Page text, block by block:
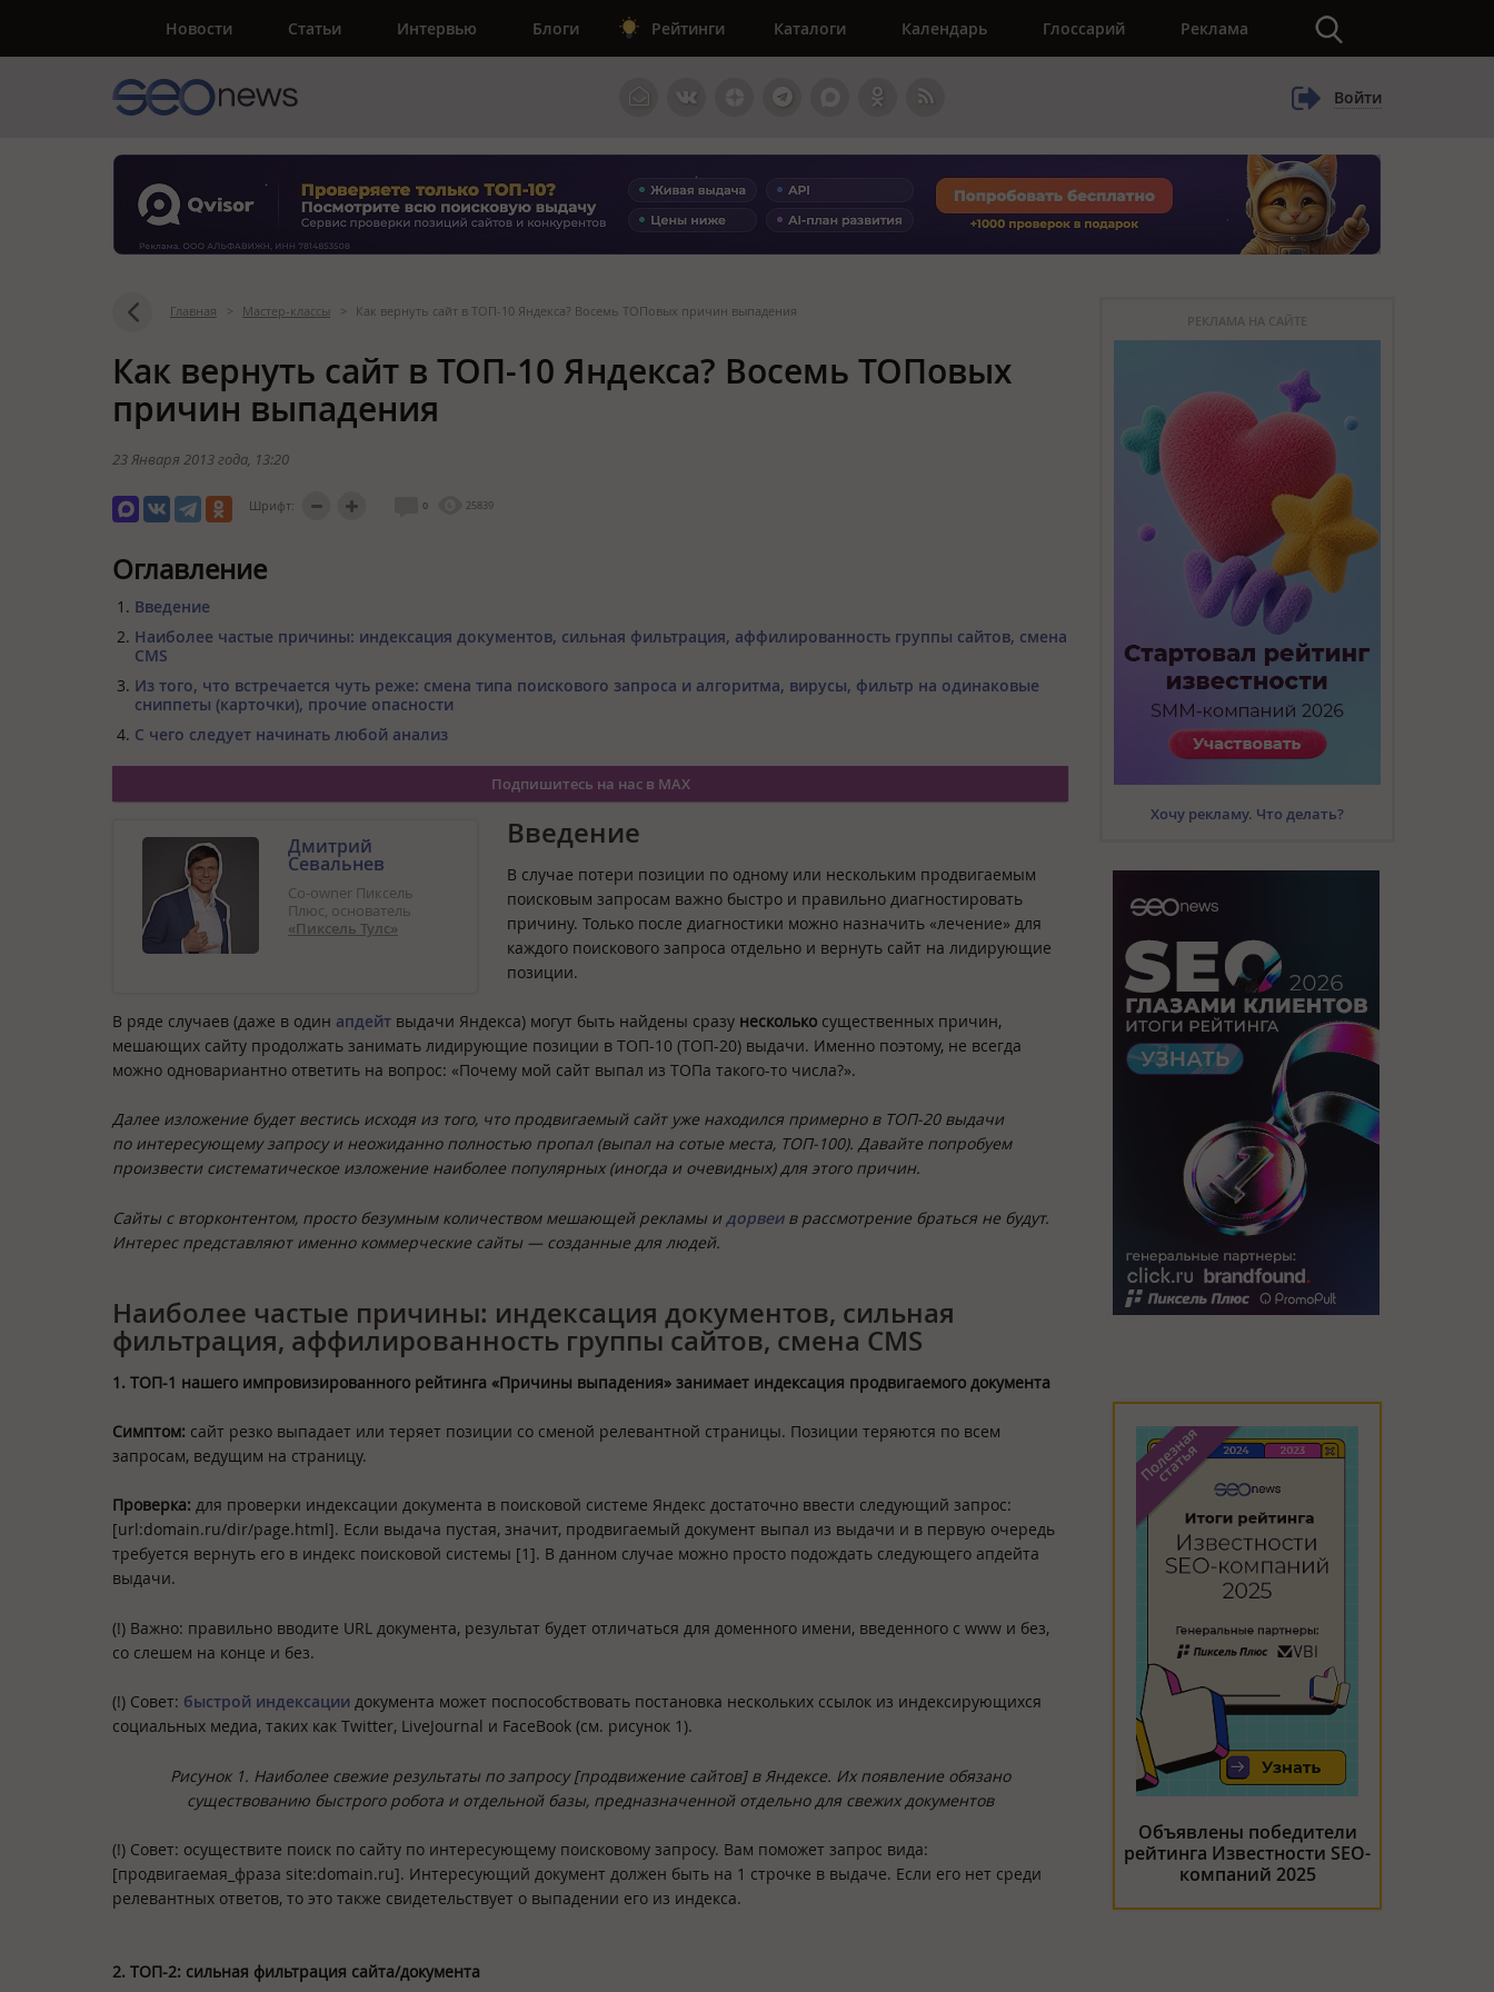
Новости Статьи Интервью Блоги Рейтинги Каталоги Календарь Глоссарий Реклама
Войти
Главная > Мастер-классы > Как вернуть сайт в ТОП-10 Яндекса? Восемь ТОПовых причин выпадения
Как вернуть сайт в ТОП-10 Яндекса? Восемь ТОПовых
причин выпадения
23 Января 2013 года , 13:20
Шрифт: 0 25839
Оглавление
Введение
Наиболее частые причины: индексация документов, сильная фильтрация, аффилированность группы сайтов, смена
CMS
Из того, что встречается чуть реже: смена типа поискового запроса и алгоритма, вирусы, фильтр на одинаковые
сниппеты (карточки), прочие опасности
С чего следует начинать любой анализ
Подпишитесь на нас в MAX
Дмитрий
Севальнев
Co-owner Пиксель
Плюс, основатель
«Пиксель Тулс»
Введение
В случае потери позиции по одному или нескольким продвигаемым
поисковым запросам важно быстро и правильно диагностировать
причину. Только после диагностики можно назначить «лечение» для
каждого поискового запроса отдельно и вернуть сайт на лидирующие
позиции.
В ряде случаев (даже в один апдейт выдачи Яндекса) могут быть найдены сразу несколько существенных причин,
мешающих сайту продолжать занимать лидирующие позиции в ТОП-10 (ТОП-20) выдачи. Именно поэтому, не всегда
можно одновариантно ответить на вопрос: «Почему мой сайт выпал из ТОПа такого-то числа?».
Далее изложение будет вестись исходя из того, что продвигаемый сайт уже находился примерно в ТОП-20 выдачи
по интересующему запросу и неожиданно полностью пропал (выпал на сотые места, ТОП-100). Давайте попробуем
произвести систематическое изложение наиболее популярных (иногда и очевидных) для этого причин.
Сайты с вторконтентом, просто безумным количеством мешающей рекламы и дорвеив рассмотрение браться не будут.
Интерес представляют именно коммерческие сайты — созданные для людей.
Наиболее частые причины: индексация документов, сильная
фильтрация, аффилированность группы сайтов, смена CMS
1. ТОП-1 нашего импровизированного рейтинга «Причины выпадения» занимает индексация продвигаемого документа
Симптом: сайт резко выпадает или теряет позиции со сменой релевантной страницы. Позиции теряются по всем
запросам, ведущим на страницу.
Проверка: для проверки индексации документа в поисковой системе Яндекс достаточно ввести следующий запрос:
[url:domain.ru/dir/page.html]. Если выдача пустая, значит, продвигаемый документ выпал из выдачи и в первую очередь
требуется вернуть его в индекс поисковой системы [1]. В данном случае можно просто подождать следующего апдейта
выдачи.
(!) Важно: правильно вводите URL документа, результат будет отличаться для доменного имени, введенного с www и без,
со слешем на конце и без.
(!) Совет: быстрой индексации документа может поспособствовать постановка нескольких ссылок из индексирующихся
социальных медиа, таких как Twitter, LiveJournal и FaceBook (см. рисунок 1).
Рисунок 1. Наиболее свежие результаты по запросу [продвижение сайтов] в Яндексе. Их появление обязано
существованию быстрого робота и отдельной базы, предназначенной отдельно для свежих документов
(!) Совет: осуществите поиск по сайту по интересующему поисковому запросу. Вам поможет запрос вида:
[продвигаемая_фраза site:domain.ru]. Интересующий документ должен быть на 1 строчке в выдаче. Если его нет среди
релевантных ответов, то это также свидетельствует о выпадении его из индекса.
2. ТОП-2: сильная фильтрация сайта/документа
РЕКЛАМА НА САЙТЕ
Хочу рекламу. Что делать?
Объявлены победители
рейтинга Известности SEO-
компаний 2025